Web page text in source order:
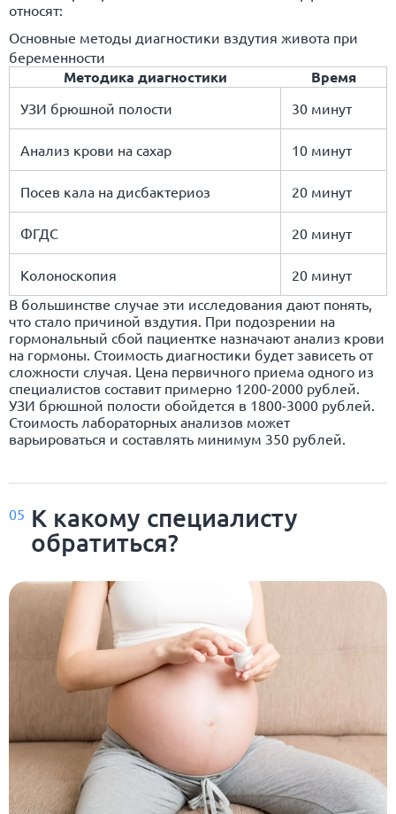
относят:
Основные методы диагностики вздутия живота при
беременности
Методика диагностики Время
УЗИ брюшной полости 30 минут
Анализ крови на сахар 10 минут
Посев кала на дисбактериоз 20 минут
ФГДС 20 минут
Kолоноскопия
20 минут
В большинстве случае эти исследования дают понять,
что стало причиной вздутия. При подозрении на
гормональный сбой пациентке назначают анализ крови
на гормоны. Стоимость диагностики будет зависеть от
сложности случая. Цена первичного приема одного из
специалистов составит примерно 1200-2000 рублей.
УЗИ брюшной полости обойдется в 1800-3000 рублей.
Стоимость лабораторных анализов может
варьироваться и составлять минимум 350 рублей.
05 К какому специалисту
обратиться?